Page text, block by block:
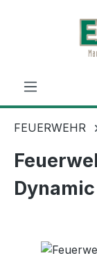
Zum Hauptinhalt
FEUERWEHR